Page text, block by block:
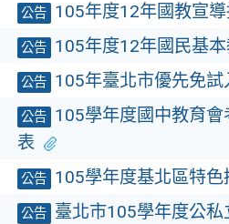
公告 105年度12年國教宣
公告 105年度12年國民基
公告 105年臺北市優先免試
公告 105學年度國中教育
表
公告 105學年度基北區特
公告 臺北市105學年度公